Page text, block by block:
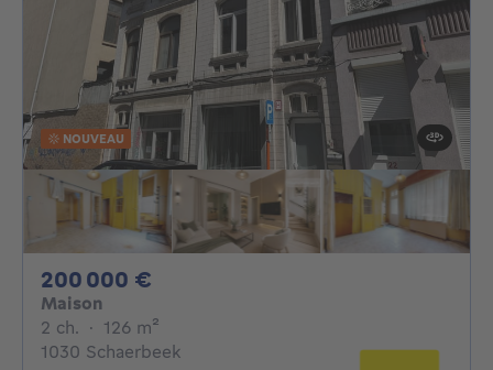
NOUVEAU
200 000 €
Maison
2 ch. 2 chambres
· 126 m²
1030 Schaerbeek